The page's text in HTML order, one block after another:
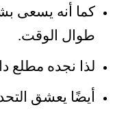
كما أنه يسعى
طوال الوقت.
لذا نجده مطلع
أيضًا يعشق